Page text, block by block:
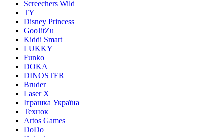
Screechers Wild
TY
Disney Princess
GooJitZu
Kiddi Smart
LUKKY
Funko
DOKA
DINOSTER
Bruder
Laser X
Іграшка Україна
Технок
Artos Games
DoDo